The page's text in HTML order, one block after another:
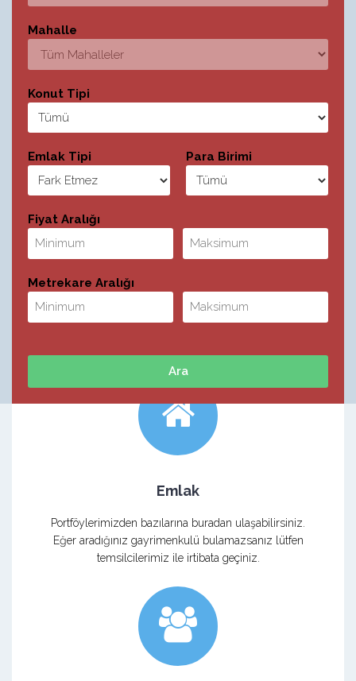
Mahalle
Konut Tipi
Emlak Tipi Para Birimi
Fiyat Aralığı
Metrekare Aralığı
Emlak
Portföylerimizden bazılarına buradan ulaşabilirsiniz.
Eğer aradığınız gayrimenkulü bulamazsanız lütfen
temsilcilerimiz ile irtibata geçiniz.